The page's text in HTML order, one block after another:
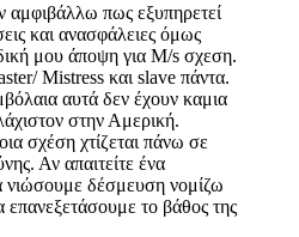
αμφιβάλλω πως εξυπηρετεί
και ανασφάλειες όμως
δική μου άποψη για M/s σχεση.
Mistress και slave πάντα.
αυτά δεν έχουν καμια
στην Αμερική.
σχέση χτίζεται πάνω σε
Αν απαιτείτε ένα
νιώσουμε δέσμευση νομίζω
επανεξετάσουμε το βάθος της